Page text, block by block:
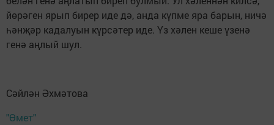
Сәйлән Әхмәтова
"Өмет"